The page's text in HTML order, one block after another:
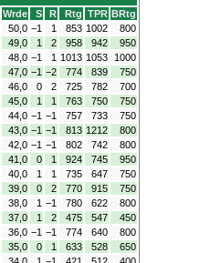
Wrde S R Rtg TPR BRtg
50,0 −1 1 853 1002
800
49,0 1 2 958 942
950
48,0 −1 1 1013 1053
1000
47,0 −1 −2 774 839
750
46,0 0 2 725 782
700
45,0 1 1 763 750
750
44,0 −1 −1 757 733
750
43,0 −1 −1 813 1212
800
42,0 −1 −1 802 742
800
41,0 0 1 924 745
950
40,0 1 1 735 647
750
39,0 0 2 770 915
750
38,0 1 −1 780 622
800
37,0 1 2 475 547
450
36,0 −1 −1 774 640
800
35,0 0 1 633 528
650